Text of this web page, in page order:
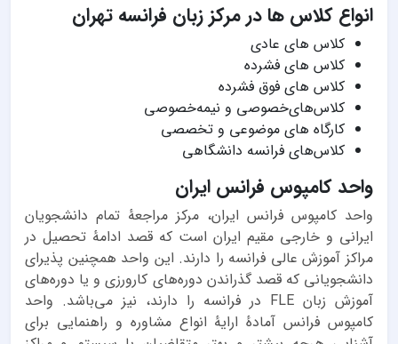
انواع کلاس ها در مرکز زبان فرانسه تهران
ﮐﻼس ﻫﺎی ﻋﺎدی
ﮐﻼس ﻫﺎی ﻓﺸﺮده
ﮐﻼس ﻫﺎی ﻓﻮق ﻓﺸﺮده
ﮐﻼسﻫﺎیﺧﺼﻮﺻﯽ و ﻧﯿﻤﻪﺧﺼﻮﺻﯽ
کارگاه های موضوعی و تخصصی
ﮐﻼسﻫﺎی ﻓﺮاﻧﺴﻪ داﻧﺸﮕﺎﻫﯽ
واحد کامپوس فرانس ایران
واحد کامپوس فرانس ایران، مرکز مراجعهٔ تمام دانشجویان
ایرانی و خارجی مقیم ایران است که قصد ادامهٔ تحصیل در
مراکز آموزش عالی فرانسه را دارند. این واحد همچنین پذیرای
دانشجویانی که قصد گذراندن دوره‌های کارورزی و یا دوره‌های
آموزش زبان FLE در فرانسه را دارند، نیز می‌باشد. واحد
کامپوس فرانس آمادهٔ ارایهٔ انواع مشاوره و راهنمایی برای